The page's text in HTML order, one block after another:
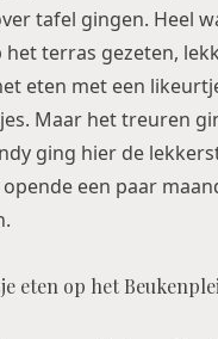
tafel gingen. Heel
terras gezeten,
eten met een
Maar het treuren
ging hier de
een paar
eten op het